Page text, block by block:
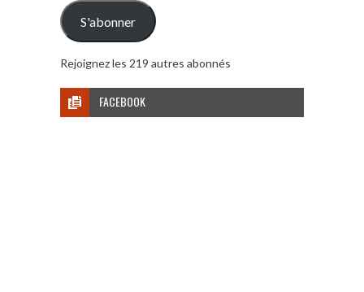
mail
S'abonner
Rejoignez les 219 autres abonnés
FACEBOOK